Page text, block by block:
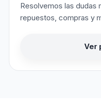
Resolvemos las dudas
repuestos, compras y
Ver